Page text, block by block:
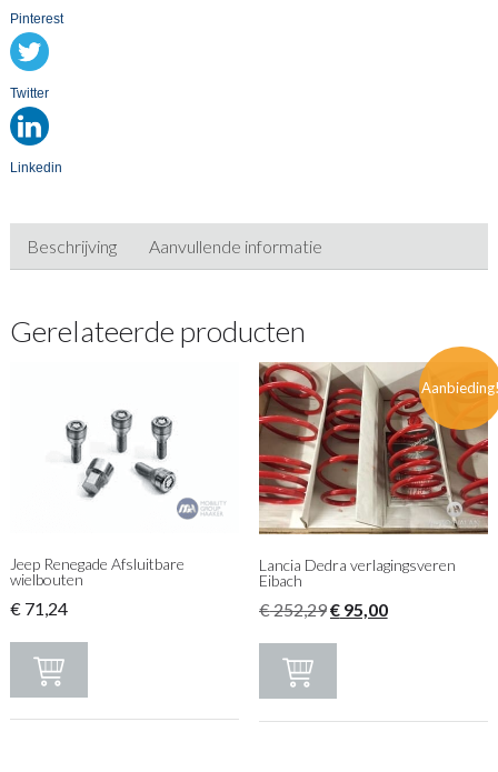
Pinterest
Twitter
Linkedin
Beschrijving Aanvullende informatie
Gerelateerde producten
Jeep Renegade Afsluitbare
wielbouten
€ 71,24
Lancia Dedra verlagingsveren
Eibach
€252,29Oorspronkelijke
€95,00Huidige